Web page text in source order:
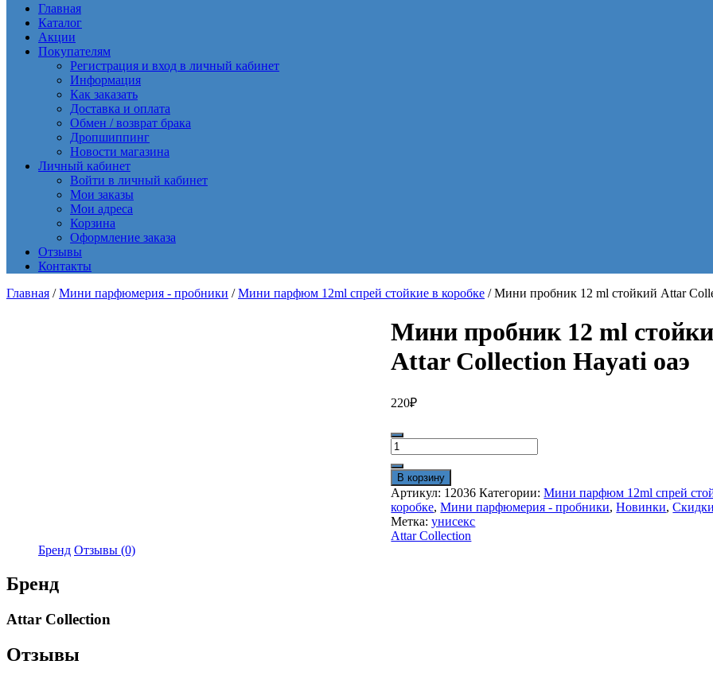
Главная
Каталог
Акции
Покупателям
Регистрация и вход в личный кабинет
Информация
Как заказать
Доставка и оплата
Обмен / возврат брака
Дропшиппинг
Новости магазина
Личный кабинет
Войти в личный кабинет
Мои заказы
Мои адреса
Корзина
Оформление заказа
Отзывы
Контакты
Главная /Мини парфюмерия - пробники /Мини парфюм 12ml спрей стойкие в коробке / Мини пробник 12 ml стойкий Attar
Мини пробник 12 ml
Attar Collection Hayati оаэ
220₽
Количество
товара
Мини
пробник
12
ml
стойкий
Attar
В корзину
Артикул: 12036 Категории:Мини парфюм 12ml спрей
коробке,Мини парфюмерия - пробники,Новинки,
Метка:унисекс
Attar Collection
Бренд Отзывы (0)
Бренд
Attar Collection
Отзывы